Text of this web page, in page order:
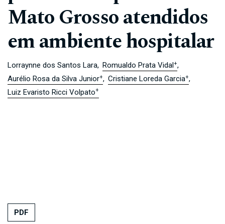
Mato Grosso atendidos
em ambiente hospitalar
Lorraynne dos Santos Lara Romualdo Prata Vidal +
Aurélio Rosa da Silva Junior+ Cristiane Loreda Garcia+
Luiz Evaristo Ricci Volpato+
PDF